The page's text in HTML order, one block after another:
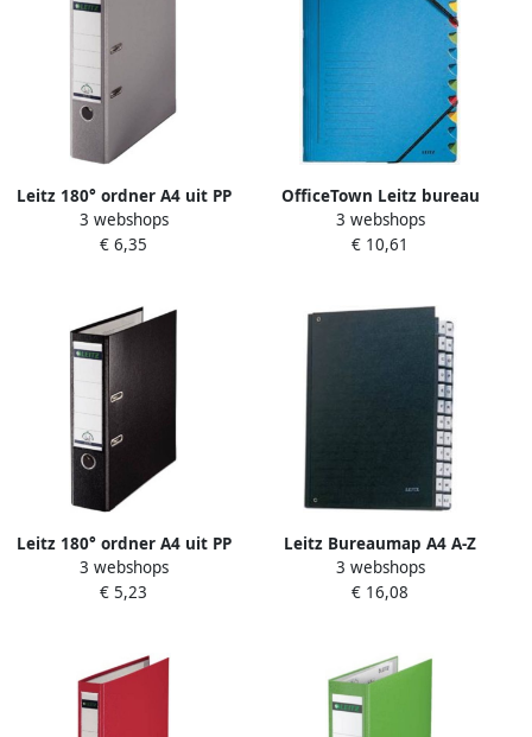
Leitz 180° ordner A4 uit PP
rug van 8 cm grijs
3 webshops
€ 6,35
OfficeTown Leitz bureau
sorteermap karton ft A4 12
tabs blauw
3 webshops
€ 10,61
Leitz 180° ordner A4 uit PP
rug van 8 cm zwart
3 webshops
€ 5,23
Leitz Bureaumap A4 A-Z
internationaal karton zwart
3 webshops
€ 16,08